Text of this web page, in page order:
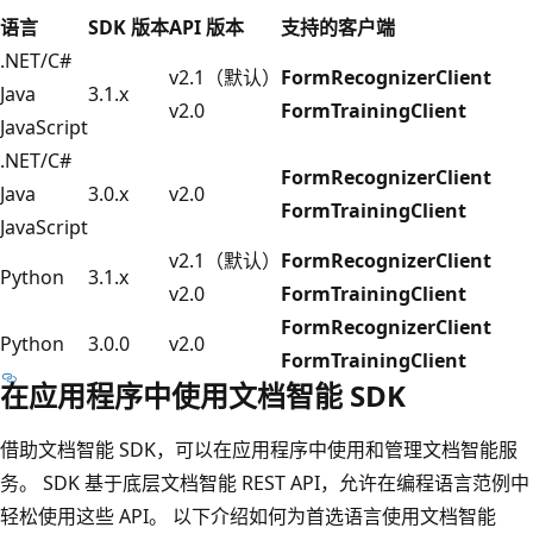
语言 SDK 版本API 版本
支持的客户端
.NET/C#
Java
JavaScript
3.1.x
v2.1（默认）
v2.0
FormRecognizerClient
FormTrainingClient
.NET/C#
Java
JavaScript
3.0.x v2.0
FormRecognizerClient
FormTrainingClient
Python 3.1.x
v2.1（默认）
v2.0
FormRecognizerClient
FormTrainingClient
Python
3.0.0 v2.0
FormRecognizerClient
FormTrainingClient
在应用程序中使用文档智能 SDK
借助文档智能 SDK，可以在应用程序中使用和管理文档智能服
务。 SDK 基于底层文档智能 REST API，允许在编程语言范例中
轻松使用这些 API。 以下介绍如何为首选语言使用文档智能